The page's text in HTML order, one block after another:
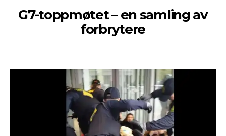
G7-toppmøtet – en samling av
forbrytere